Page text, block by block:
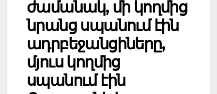
ժամանակ, մի կողմից
նրանց սպանում էին
ադրբեջանցիները,
մյուս կողմից
սպանում էին